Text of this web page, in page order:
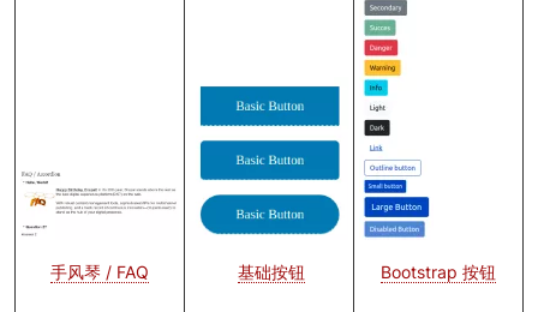
图
像
手风琴 / FAQ
图
基础按钮
像
Bootstrap 按钮